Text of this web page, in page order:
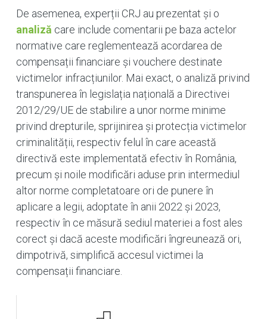
De asemenea, experții CRJ au prezentat și o
analiză care include comentarii pe baza actelor
normative care reglementează acordarea de
compensații financiare și vouchere destinate
victimelor infracțiunilor. Mai exact, o analiză privind
transpunerea în legislația națională a Directivei
2012/29/UE de stabilire a unor norme minime
privind drepturile, sprijinirea și protecția victimelor
criminalității, respectiv felul în care această
directivă este implementată efectiv în România,
precum și noile modificări aduse prin intermediul
altor norme completatoare ori de punere în
aplicare a legii, adoptate în anii 2022 și 2023,
respectiv în ce măsură sediul materiei a fost ales
corect și dacă aceste modificări îngreunează ori,
dimpotrivă, simplifică accesul victimei la
compensații financiare.